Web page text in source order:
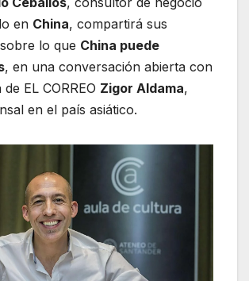
en China, compartirá sus
lo que China puede
, en una conversación abierta con
EL CORREO Zigor Aldama,
en el país asiático.